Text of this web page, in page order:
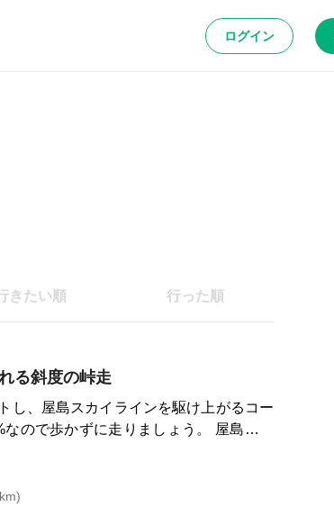
ログイン
きたい順 行った順
る斜度の峠走
し、屋島スカイラインを駆け上がるコー
で歩かずに走りましょう。 屋島スカ
ら緩やかなアップダウンを走り抜けると
折り返して駅まで戻